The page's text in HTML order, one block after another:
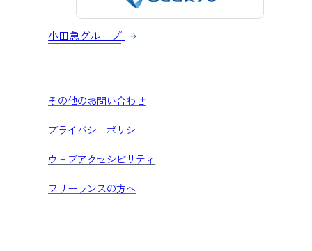
小田急グループ
その他のお問い合わせ
プライバシーポリシー
ウェブアクセシビリティ
フリーランスの方へ